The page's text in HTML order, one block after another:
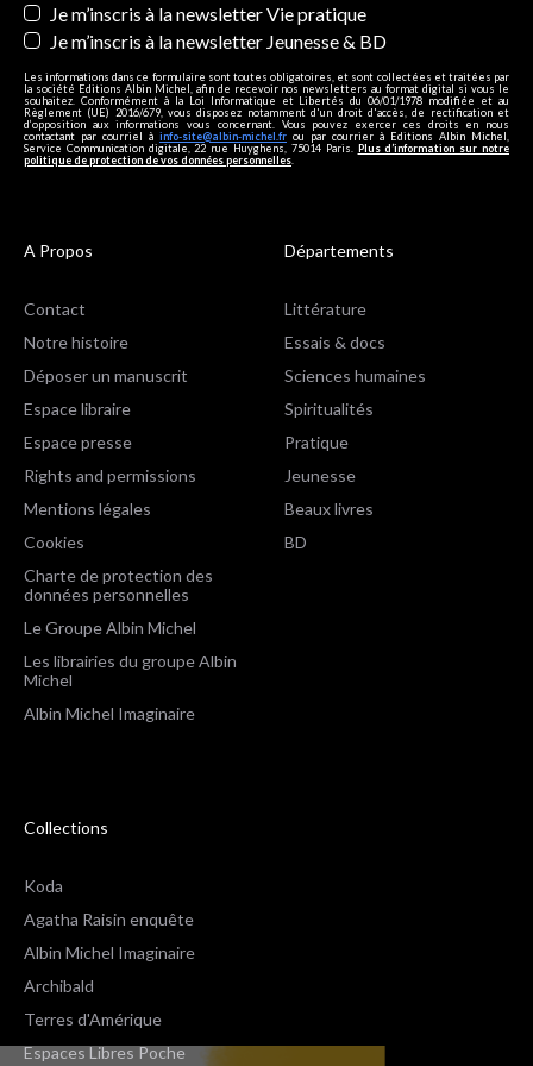
Je m’inscris à la newsletter Vie pratique
Je m’inscris à la newsletter Jeunesse & BD
Les informations dans ce formulaire sont toutes obligatoires, et sont collectées et traitées par
la société Editions Albin Michel, afin de recevoir nos newsletters au format digital si vous le
souhaitez. Conformément à la Loi Informatique et Libertés du 06/01/1978 modifiée et au
Règlement (UE) 2016/679, vous disposez notamment d'un droit d'accès, de rectification et
d’opposition aux informations vous concernant. Vous pouvez exercer ces droits en nous
contactant par courriel à info-site@albin-michel.fr ou par courrier à Editions Albin Michel,
Service Communication digitale, 22 rue Huyghens, 75014 Paris. Plus d’information sur notre
politique de protection de vos données personnelles
A Propos
Contact
Notre histoire
Déposer un manuscrit
Espace libraire
Espace presse
Rights and permissions
Mentions légales
Cookies
Charte de protection des
données personnelles
Le Groupe Albin Michel
Les librairies du groupe Albin
Michel
Albin Michel Imaginaire
Départements
Littérature
Essais & docs
Sciences humaines
Spiritualités
Pratique
Jeunesse
Beaux livres
BD
Collections
Koda
Agatha Raisin enquête
Albin Michel Imaginaire
Archibald
Terres d'Amérique
Espaces Libres Poche